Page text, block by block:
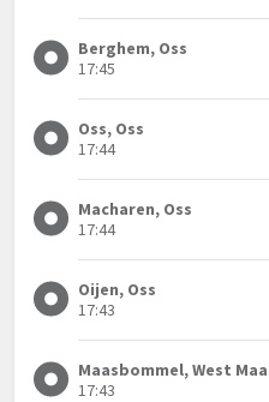
Berghem, Oss
17:45
Oss, Oss
17:44
Macharen, Oss
17:44
Oijen, Oss
17:43
Maasbommel, West
17:43